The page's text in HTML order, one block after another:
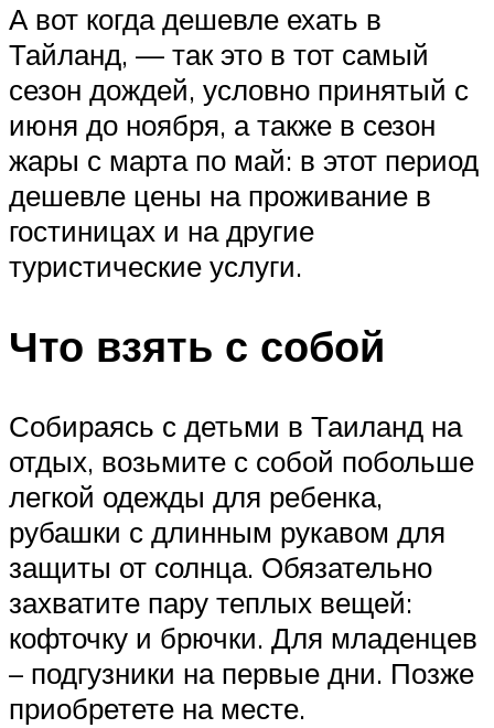
А вот когда дешевле ехать в
Тайланд, — так это в тот самый
сезон дождей, условно принятый с
июня до ноября, а также в сезон
жары с марта по май: в этот период
дешевле цены на проживание в
гостиницах и на другие
туристические услуги.
Что взять с собой
Собираясь с детьми в Таиланд на
отдых, возьмите с собой побольше
легкой одежды для ребенка,
рубашки с длинным рукавом для
защиты от солнца. Обязательно
захватите пару теплых вещей:
кофточку и брючки. Для младенцев
– подгузники на первые дни. Позже
приобретете на месте.